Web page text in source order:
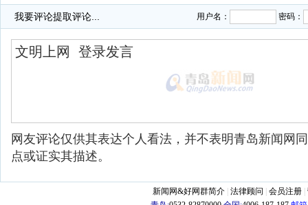
我要评论提取评论... 用户名： 密码：
网友评论仅供其表达个人看法，并不表明青岛新闻网
点或证实其描述。